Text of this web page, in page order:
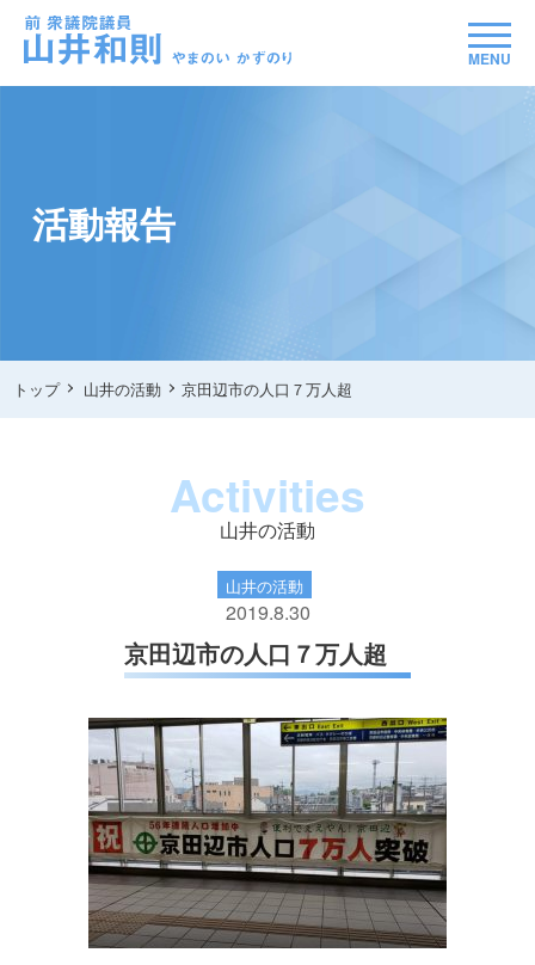
MENU
活動報告
トップ 山井の活動 京田辺市の人口７万人超
Activities
山井の活動
山井の活動
2019.8.30
京田辺市の人口７万人超